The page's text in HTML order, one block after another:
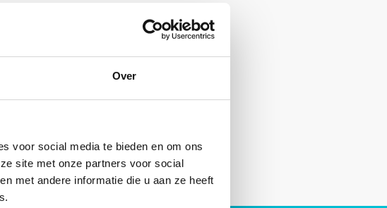
Over
voor social media te bieden en om ons
site met onze partners voor social
met andere informatie die u aan ze heeft